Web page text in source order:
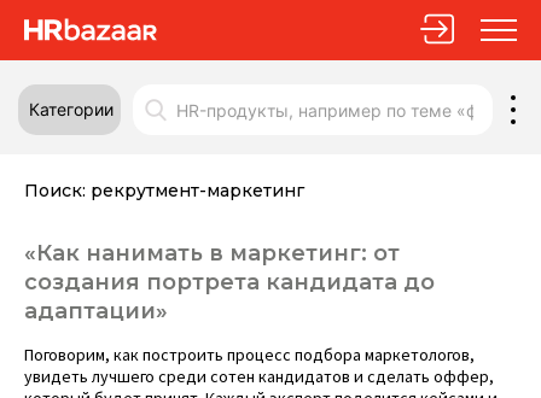
Категории
Поиск: рекрутмент-маркетинг
«Как нанимать в маркетинг: от
создания портрета кандидата до
адаптации»
Поговорим, как построить процесс подбора маркетологов,
увидеть лучшего среди сотен кандидатов и сделать оффер,